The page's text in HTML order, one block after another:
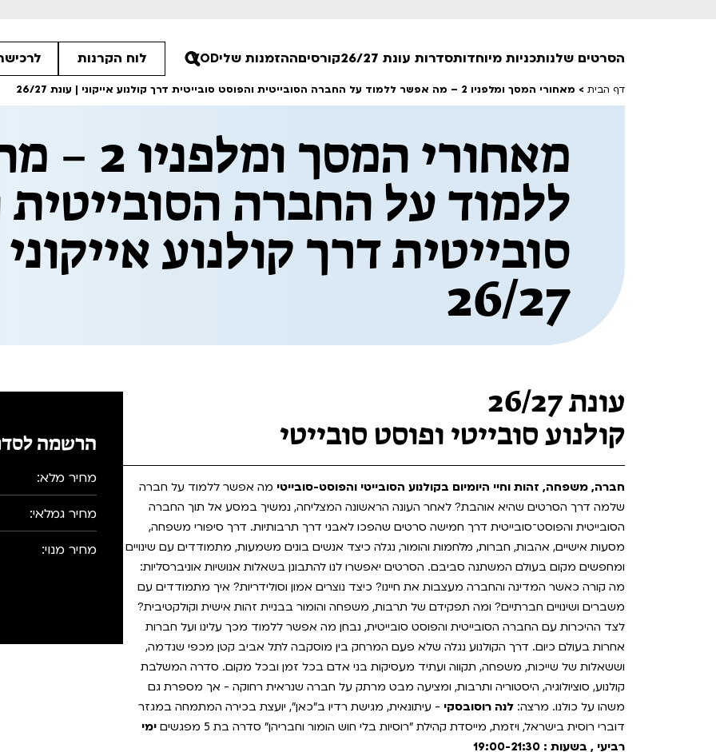
הסרטים שלנו
חופשי למנויים
טרום בכורה
חדשים
סרט פלוס
לילדים ולכל המשפחה
הקרנות על פופים
מועדון אנגלית לקטנטנים
מועדון אנגלית לכל המשפחה
ראשון בקולנוע
שלישי בשלייקס
אפטר בסינמטק
לפי ימים
תכניות מיוחדותסדרות עונת 26/27 קורסיםההזמנות שליVOD לוח הקרנות
דף הבית > מאחורי המסך ומלפניו 2 – מה אפשר ללמוד על החברה הסובייטית והפוסט סובייטית דרך קולנוע אייקוני | עונת 26/27
מאחורי
ללמוד על החברה הסובייטית
סובייטית דרך קולנוע
26/27
עונת 26/27
קולנוע סובייטי ופוסט סובייטי
חברה, משפחה, זהות וחיי היומיום בקולנוע הסובייטי והפוסט-סובייטי מה אפשר ללמוד על חברה
שלמה דרך הסרטים שהיא אוהבת? לאחר העונה הראשונה המצליחה, נמשיך במסע אל תוך החברה
הסובייטית והפוסט־סובייטית דרך חמישה סרטים שהפכו לאבני דרך תרבותיות. דרך סיפורי משפחה,
מסעות אישיים, אהבות, חברות, מלחמות והומור, נגלה כיצד אנשים בונים משמעות, מתמודדים עם שינויים
ומחפשים מקום בעולם המשתנה סביבם. הסרטים יאפשרו לנו להתבונן בשאלות אנושיות אוניברסליות:
מה קורה כאשר המדינה והחברה מעצבות את חיינו? כיצד נוצרים אמון וסולידריות? איך מתמודדים עם
משברים ושינויים חברתיים? ומה תפקידם של תרבות, משפחה והומור בבניית זהות אישית וקולקטיבית?
לצד ההיכרות עם החברה הסובייטית והפוסט סובייטית, נבחן מה אפשר ללמוד מכך עלינו ועל חברות
אחרות בעולם כיום. דרך הקולנוע נגלה שלא פעם המרחק בין מוסקבה לתל אביב קטן מכפי שנדמה,
וששאלות של שייכות, משפחה, תקווה ועתיד מעסיקות בני אדם בכל זמן ובכל מקום. סדרה המשלבת
קולנוע, סוציולוגיה, היסטוריה ותרבות, ומציעה מבט מרתק על חברה שנראית רחוקה - אך מספרת גם
משהו על כולנו. מרצה: לנה רוסובסקי - עיתונאית, מגישת רדיו ב"כאן", יועצת בכירה המתמחה במגזר
דוברי רוסית בישראל, ויזמת, מייסדת קהילת "רוסיות בלי חוש הומור וחבריהן" סדרה בת 5 מפגשים
ימי
רביעי , בשעות : 19:00-21:30
הרשמה
מחיר מלא:
מחיר גמלאי:
מחיר מנוי: